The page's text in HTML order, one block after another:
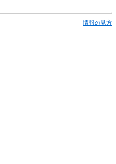
情報の見方